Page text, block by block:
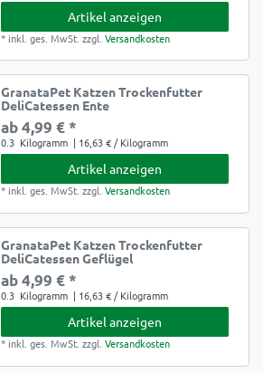
Artikel anzeigen
* inkl. ges. MwSt. zzgl.Versandkosten
GranataPet Katzen Trockenfutter
DeliCatessen Ente
ab 4,99 € *
0.3 Kilogramm | 16,63 € / Kilogramm
Artikel anzeigen
* inkl. ges. MwSt. zzgl.Versandkosten
GranataPet Katzen Trockenfutter
DeliCatessen Geflügel
ab 4,99 € *
0.3 Kilogramm | 16,63 € / Kilogramm
Artikel anzeigen
* inkl. ges. MwSt. zzgl.Versandkosten